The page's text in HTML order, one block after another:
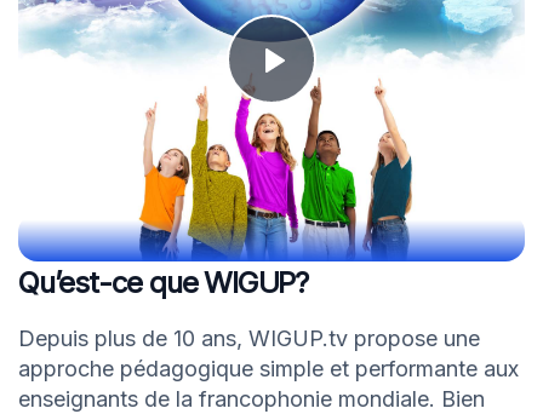
Qu’est-ce que WIGUP?
Depuis plus de 10 ans, WIGUP.tv propose une
approche pédagogique simple et performante aux
enseignants de la francophonie mondiale. Bien